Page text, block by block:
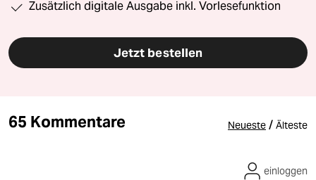
Zusätzlich digitale Ausgabe inkl. Vorlesefunktion
Jetzt bestellen
65 Kommentare Neueste / Älteste
einloggen